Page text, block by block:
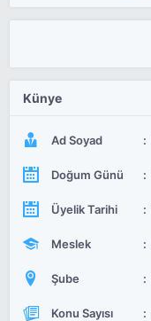
Künye
Ad Soyad
Doğum Günü
Üyelik Tarihi
Meslek
Şube
Konu Sayısı